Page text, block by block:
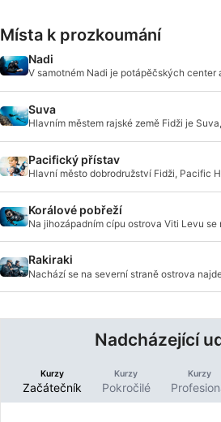
Místa k prozkoumání
Nadi
V samotném Nadi je potápěčských center
Suva
Hlavním městem rajské země Fidži je
potápění s přístrojem.
Pacifický přístav
Hlavní město dobrodružství Fidži, Pacific
Korálové pobřeží
Na jihozápadním cípu ostrova Viti Levu se
který se táhne v mimobřeží.
Rakiraki
Nachází se na severní straně ostrova
na Fidži.
Nadcházející
Kurzy
Začátečník
Kurzy
Pokročilé
Kurzy